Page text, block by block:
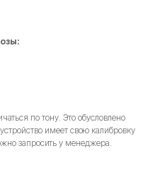
по тону. Это обусловлено
имеет свою калибровку
запросить у менеджера.